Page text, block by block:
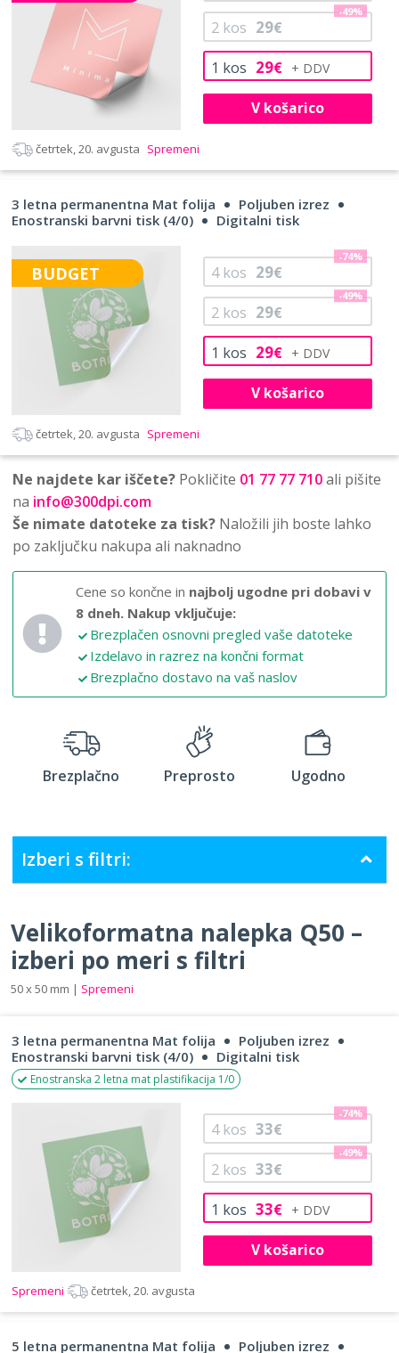
1 kos 29€
2kos 29€
-49%
V košarico
četrtek, 20. avgusta Spremeni
3 letna permanentna Mat folija
Poljuben izrez
Enostranski barvni tisk (4/0)
Digitalni tisk
BUDGET
1 kos 29€
2kos 29€
-49%
4kos 29€
-74%
V košarico
četrtek, 20. avgusta Spremeni
Ne najdete kar iščete? Pokličite 01 77 77 710ali pišite
na info@300dpi.com
Še nimate datoteke za tisk? Naložili jih boste lahko
po zaključku nakupa ali naknadno
Cene so končne in najbolj ugodne pri dobavi v
8 dneh. Nakup vključuje:
Brezplačen osnovni pregled vaše datoteke
Izdelavo in razrez na končni format
Brezplačno dostavo na vaš naslov
Brezplačno Preprosto Ugodno
Izberi s filtri:
Velikoformatna nalepka Q50 –
izberi po meri s filtri
50 x 50 mm | Spremeni
3 letna permanentna Mat folija
Poljuben izrez
Enostranski barvni tisk (4/0)
Digitalni tisk
Enostranska 2 letna mat plastifikacija 1/0
1 kos 33€
2kos 33€
-49%
4kos 33€
-74%
V košarico
Spremeni četrtek, 20. avgusta
5 letna permanentna Mat folija
Poljuben izrez